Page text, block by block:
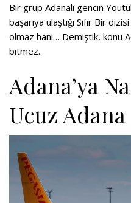
Bir grup Adanalı gencin
başarıya ulaştığı Sıfır Bir
olmaz hani… Demiştik, konu
bitmez.
Adana’ya
Ucuz